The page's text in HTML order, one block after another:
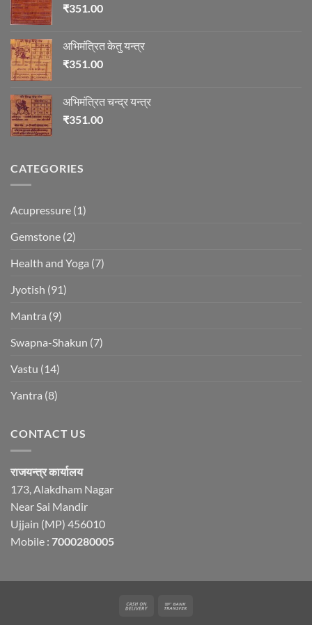
₹351.00
अभिमंत्रित केतु यन्त्र
₹351.00
अभिमंत्रित चन्द्र यन्त्र
₹351.00
CATEGORIES
Acupressure (1)
Gemstone (2)
Health and Yoga (7)
Jyotish (91)
Mantra (9)
Swapna-Shakun (7)
Vastu (14)
Yantra (8)
CONTACT US
राजयन्त्र कार्यालय
173, Alakdham Nagar
Near Sai Mandir
Ujjain (MP) 456010
Mobile : 7000280005
Cash